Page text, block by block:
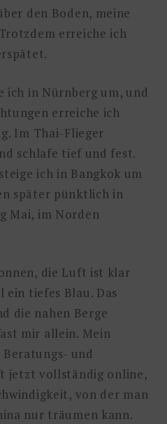
den Boden, meine
erreiche ich
ich in Nürnberg um, und
erreiche ich
Im Thai-Flieger
schlafe tief und fest.
ich in Bangkok um
später pünktlich in
Mai, im Norden
die Luft ist klar
tiefes Blau. Das
die nahen Berge
mir allein. Mein
und
jetzt vollständig online,
von der man
nur träumen kann.